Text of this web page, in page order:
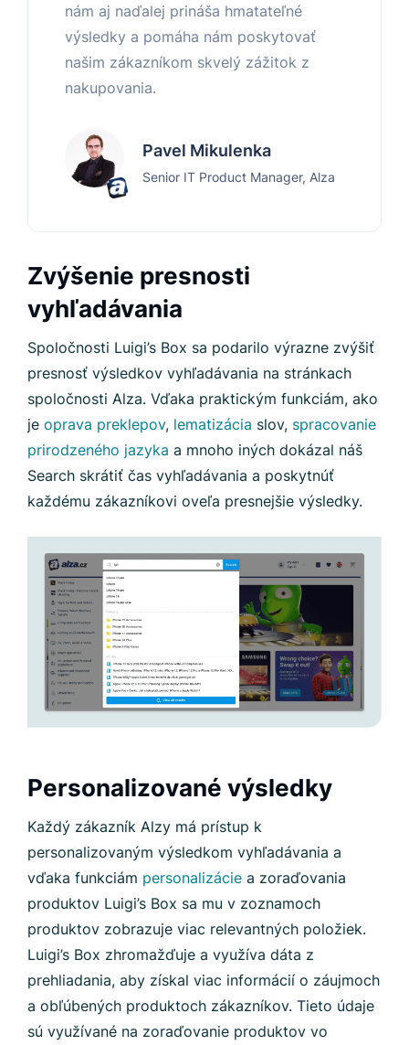
nám aj naďalej prináša hmatateľné
výsledky a pomáha nám poskytovať
našim zákazníkom skvelý zážitok z
nakupovania.
Pavel Mikulenka
Senior IT Product Manager, Alza
Zvýšenie presnosti
vyhľadávania
Spoločnosti Luigi’s Box sa podarilo výrazne zvýšiť
presnosť výsledkov vyhľadávania na stránkach
spoločnosti Alza. Vďaka praktickým funkciám, ako
je oprava preklepov, lematizácia slov, spracovanie
prirodzeného jazyka a mnoho iných dokázal náš
Search skrátiť čas vyhľadávania a poskytnúť
každému zákazníkovi oveľa presnejšie výsledky.
Personalizované výsledky
Každý zákazník Alzy má prístup k
personalizovaným výsledkom vyhľadávania a
vďaka funkciám personalizácie a zoraďovania
produktov Luigi’s Box sa mu v zoznamoch
produktov zobrazuje viac relevantných položiek.
Luigi’s Box zhromažďuje a využíva dáta z
prehliadania, aby získal viac informácií o záujmoch
a obľúbených produktoch zákazníkov. Tieto údaje
sú využívané na zoraďovanie produktov vo